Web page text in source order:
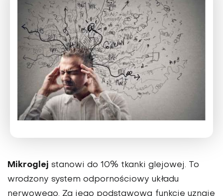
Mikroglej stanowi do 10% tkanki glejowej. To
wrodzony system odpornościowy układu
nerwowego. Za jego podstawową funkcję uznaje